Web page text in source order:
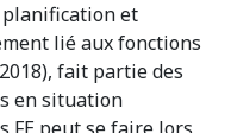
planification et
lié aux fonctions
fait partie des
en situation